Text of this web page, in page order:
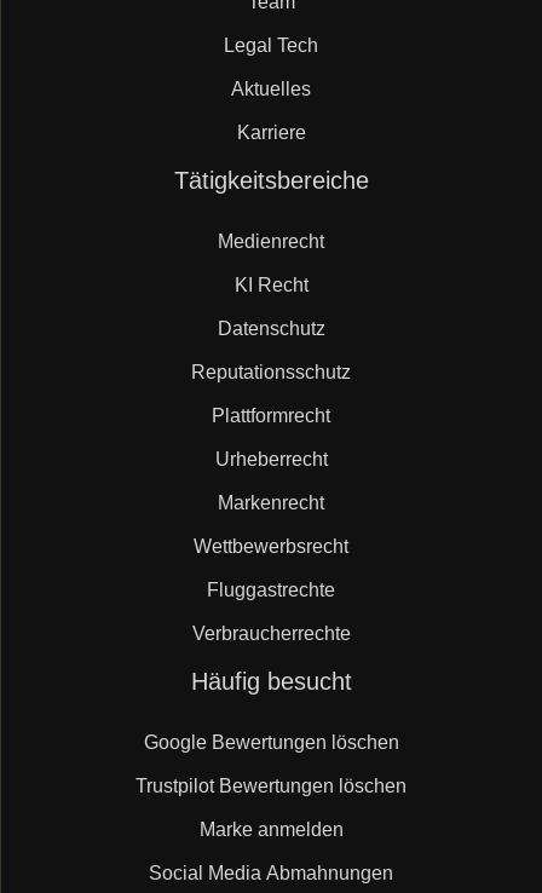
Legal Tech
Aktuelles
Karriere
Tätigkeitsbereiche
Medienrecht
KI Recht
Datenschutz
Reputationsschutz
Plattformrecht
Urheberrecht
Markenrecht
Wettbewerbsrecht
Fluggastrechte
Verbraucherrechte
Häufig besucht
Google Bewertungen löschen
Trustpilot Bewertungen löschen
Marke anmelden
Social Media Abmahnungen